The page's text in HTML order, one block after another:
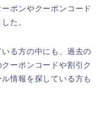
ポンやクーポンコード
た。
る方の中にも、過去の
ーポンコードや割引ク
情報を探している方も